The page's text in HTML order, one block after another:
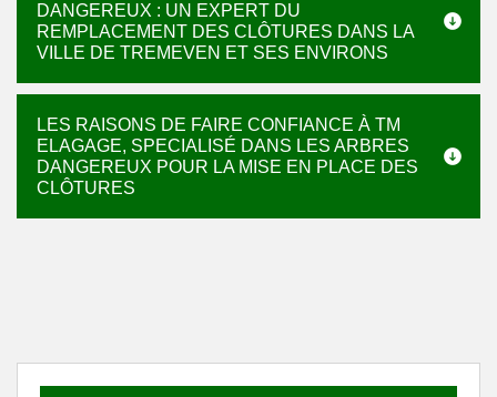
DANGEREUX : UN EXPERT DU
REMPLACEMENT DES CLÔTURES DANS LA
VILLE DE TREMEVEN ET SES ENVIRONS
LES RAISONS DE FAIRE CONFIANCE À TM
ELAGAGE, SPECIALISÉ DANS LES ARBRES
DANGEREUX POUR LA MISE EN PLACE DES
CLÔTURES